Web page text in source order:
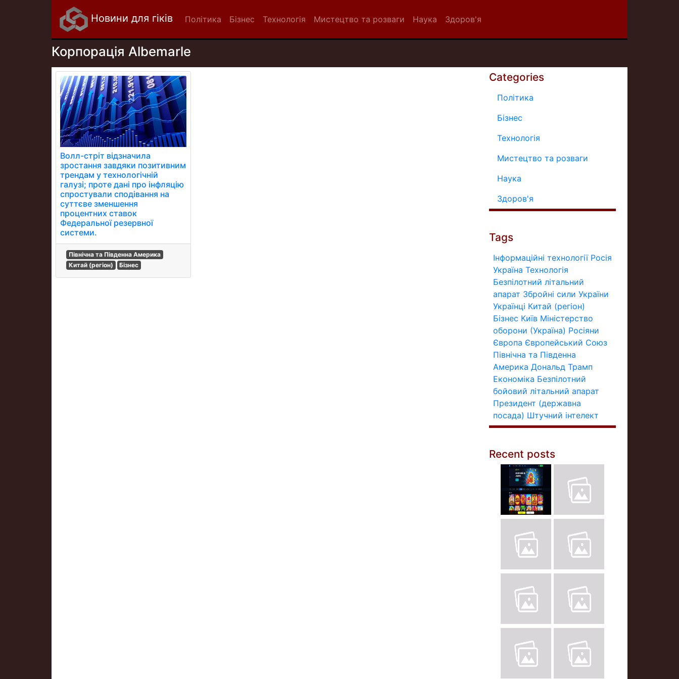
Новини для гіків Політика Бізнес Технологія Мистецтво та розваги Наука Здоров'я
Корпорація Albemarle
Волл-стріт відзначила
зростання завдяки позитивним
трендам у технологічній
галузі; проте дані про інфляцію
спростували сподівання на
суттєве зменшення
процентних ставок
Федеральної резервної
системи.
Північна та Південна Америка
Китай (регіон)
Бізнес
Categories
Політика
Бізнес
Технологія
Мистецтво та розваги
Наука
Здоров'я
Tags
Інформаційні технології Росія
Україна Технологія
Безпілотний літальний
апарат Збройні сили України
Українці Китай (регіон)
Бізнес Київ Міністерство
оборони (Україна) Росіяни
Європа Європейський Союз
Північна та Південна
Америка Дональд Трамп
Економіка Безпілотний
бойовий літальний апарат
Президент (державна
посада) Штучний інтелект
Recent posts